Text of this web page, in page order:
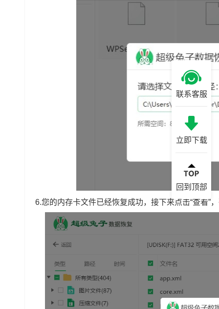
6.您的内存卡文件已经恢复成功，接下来点击“查看”
联系客服
立即下载
回到顶部